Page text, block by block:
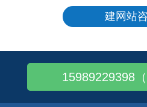
建网站
15989229398